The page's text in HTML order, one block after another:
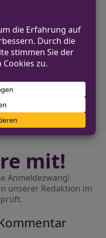
in Neuss
2025 in Siegen
mit!
Anmeldezwang!
unserer Redaktion im